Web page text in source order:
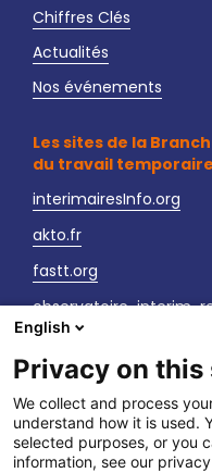
Chiffres Clés
Actualités
Nos événements
Les sites de la
du travail temporaire
interimairesInfo.org
akto.fr
fastt.org
observatoire-interim-
sante-securite-
Nous contacter
LinkedIn
Vos interlocuteurs
English
Privacy on this
We collect and process
understand how it is used.
selected purposes, or you
information, see our